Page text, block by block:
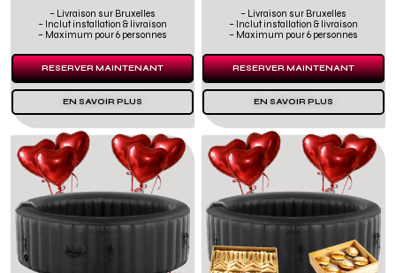
– Livraison sur Bruxelles
– Inclut installation & livraison
– Maximum pour 6 personnes
RESERVER MAINTENANT
EN SAVOIR PLUS
– Livraison sur Bruxelles
– Inclut installation & livraison
– Maximum pour 6 personnes
RESERVER MAINTENANT
EN SAVOIR PLUS